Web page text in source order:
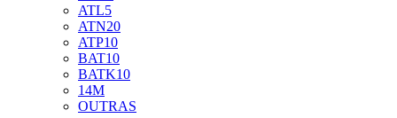
ATL5
ATN20
ATP10
BAT10
BATK10
14M
OUTRAS